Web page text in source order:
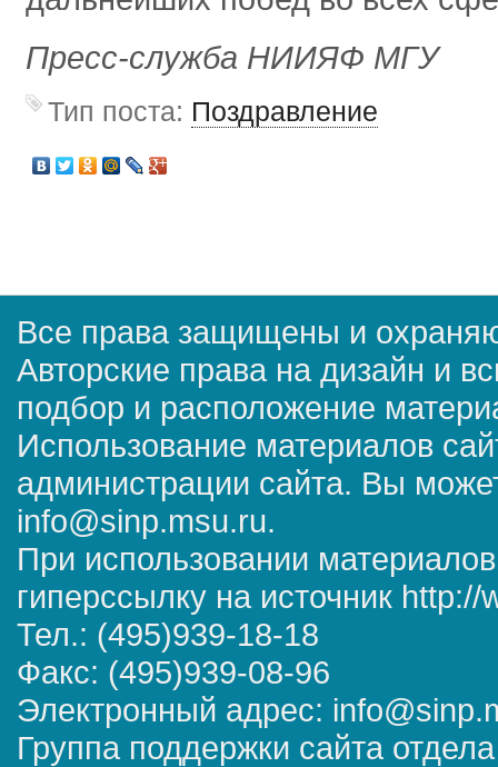
Пресс-служба НИИЯФ МГУ
Тип поста: Поздравление
Все права защищены и
Авторские права на дизайн и
подбор и расположение
Использование материалов
администрации сайта. Вы
info@sinp.msu.ru.
При использовании
гиперссылку на источник
Тел.: (495)939-18-18
Факс: (495)939-08-96
Электронный адрес:
Группа поддержки сайта